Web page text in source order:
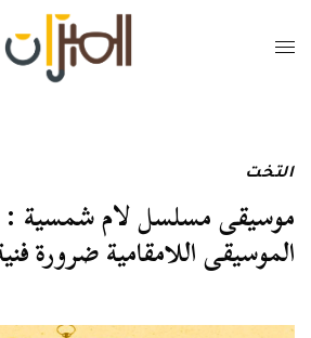
التخت
موسيقى مسلسل لام شمسية :
الموسيقى اللامقامية ضرورة